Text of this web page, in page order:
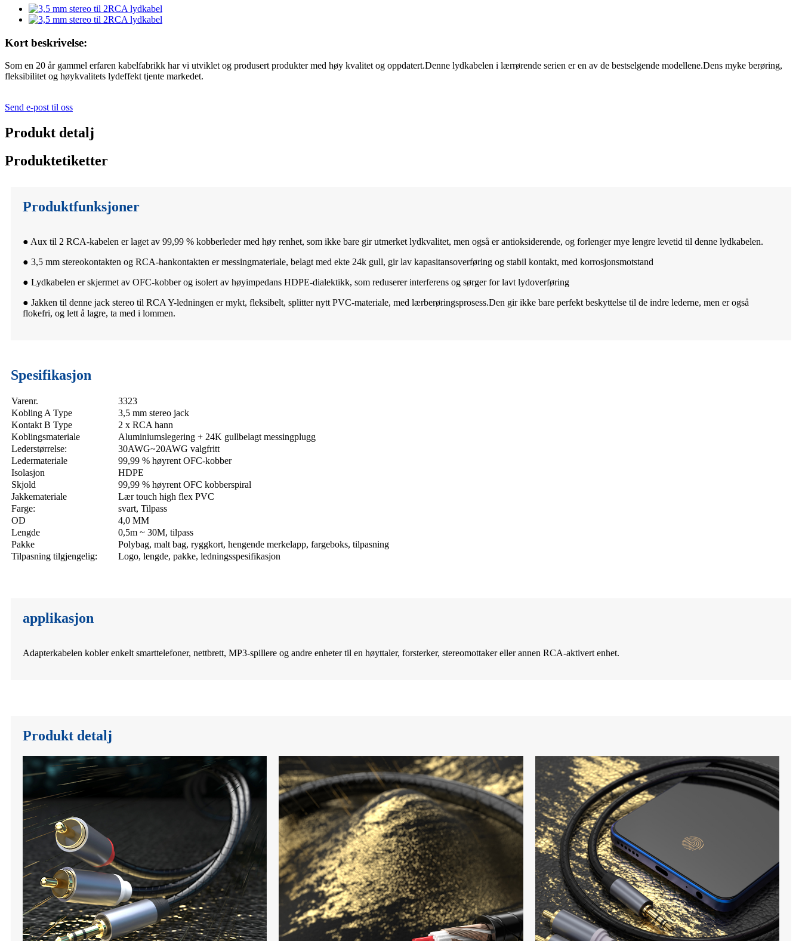
Kort beskrivelse:
Som en 20 år gammel erfaren kabelfabrikk har vi utviklet og produsert produkter med høy kvalitet og oppdatert.Denne lydkabelen i lærrørende serien er en av de bestselgende modellene.Dens myke berøring,
fleksibilitet og høykvalitets lydeffekt tjente markedet.
Send e-post til oss
Produkt detalj
Produktetiketter
Produktfunksjoner
● Aux til 2 RCA-kabelen er laget av 99,99 % kobberleder med høy renhet, som ikke bare gir utmerket lydkvalitet, men også er antioksiderende, og forlenger mye lengre levetid til denne lydkabelen.
● 3,5 mm stereokontakten og RCA-hankontakten er messingmateriale, belagt med ekte 24k gull, gir lav kapasitansoverføring og stabil kontakt, med korrosjonsmotstand
● Lydkabelen er skjermet av OFC-kobber og isolert av høyimpedans HDPE-dialektikk, som reduserer interferens og sørger for lavt lydoverføring
● Jakken til denne jack stereo til RCA Y-ledningen er mykt, fleksibelt, splitter nytt PVC-materiale, med lærberøringsprosess.Den gir ikke bare perfekt beskyttelse til de indre lederne, men er også
flokefri, og lett å lagre, ta med i lommen.
Spesifikasjon
Varenr.
3323
Kobling A Type
3,5 mm stereo jack
Kontakt B Type
2 x RCA hann
Koblingsmateriale
Aluminiumslegering + 24K gullbelagt messingplugg
Lederstørrelse:
30AWG~20AWG valgfritt
Ledermateriale
99,99 % høyrent OFC-kobber
Isolasjon
HDPE
Skjold
99,99 % høyrent OFC kobberspiral
Jakkemateriale
Lær touch high flex PVC
Farge:
svart, Tilpass
OD
4,0 MM
Lengde
0,5m ~ 30M, tilpass
Pakke
Polybag, malt bag, ryggkort, hengende merkelapp, fargeboks, tilpasning
Tilpasning tilgjengelig:
Logo, lengde, pakke, ledningsspesifikasjon
applikasjon
Adapterkabelen kobler enkelt smarttelefoner, nettbrett, MP3-spillere og andre enheter til en høyttaler, forsterker, stereomottaker eller annen RCA-aktivert enhet.
Produkt detalj